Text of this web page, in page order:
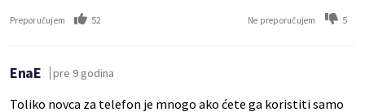
Preporučujem 52 Ne preporučujem 5
EnaE pre 9 godina
Toliko novca za telefon je mnogo ako ćete ga koristiti samo